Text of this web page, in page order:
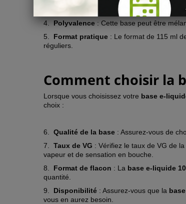
: La base e-liquide
4.
Polyvalence : Cette base peut être
5.
Format pratique : Le format de 115 ml
réguliers.
Comment choisir la
Lorsque vous choisissez votre base e-
choix :
6. Qualité de la base : Assurez-vous de
7.
Taux de VG : Vérifiez le taux de VG de
vapeur et de sensation en bouche.
8.
Format de flacon : La base e-liquide
quantité.
9.
Disponibilité : Assurez-vous que la
vous en aurez besoin.